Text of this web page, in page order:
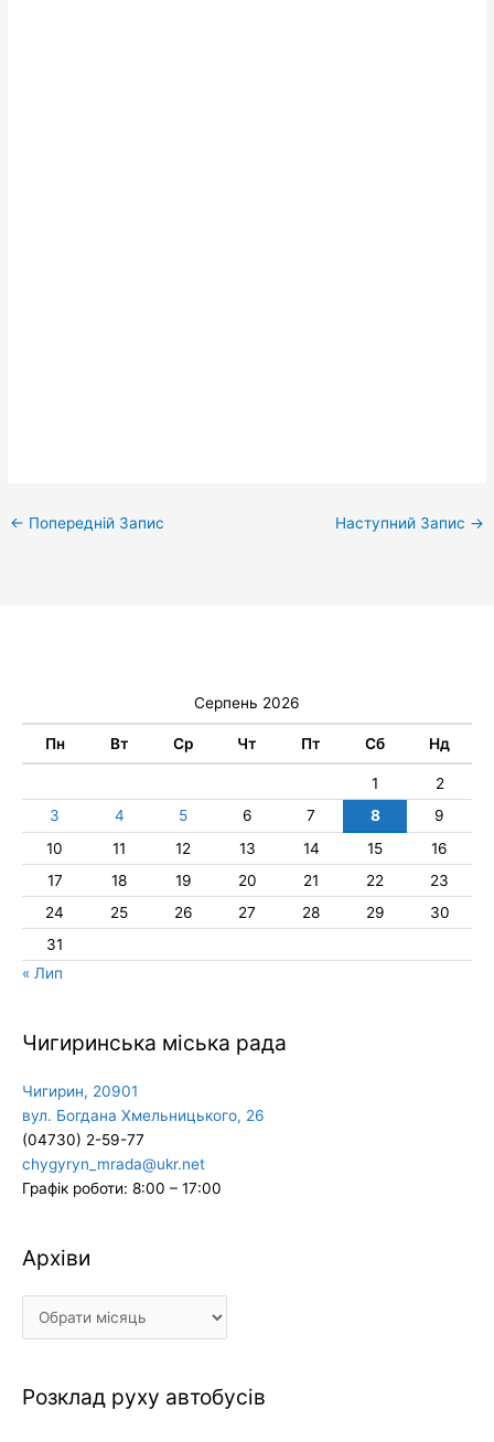
← Попередній Запис Наступний Запис →
Серпень 2026
Пн Вт Ср Чт Пт Сб Нд
1
2
3
4 5 6 7 8
9
10
11 12 13 14 15
16
17
18 19 20 21 22
23
24
25 26 27 28 29
30
31
« Лип
Чигиринська міська рада
Чигирин, 20901
вул. Богдана Хмельницького, 26
(04730) 2-59-77
chygyryn_mrada@ukr.net
Графік роботи: 8:00 – 17:00
Архіви
Архіви
Розклад руху автобусів